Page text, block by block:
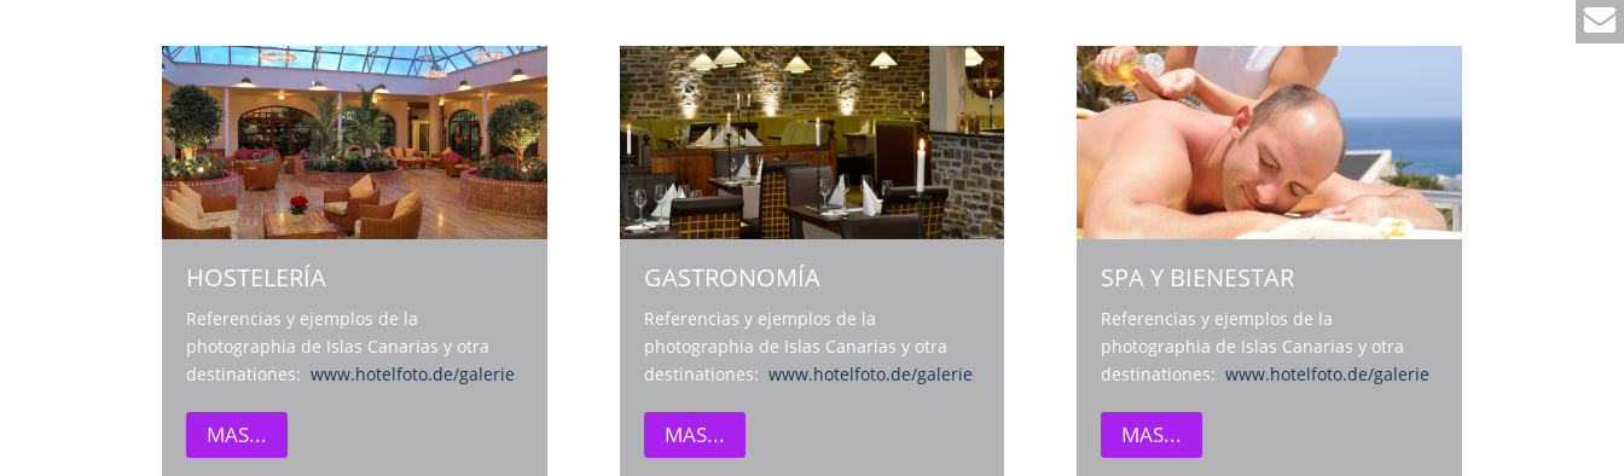
HOSTELERÍA
Referencias y ejemplos de la
photographia de Islas Canarias y otra
destinationes:www.hotelfoto.de/galerie
MAS...
GASTRONOMÍA
Referencias y ejemplos de la
photographia de Islas Canarias y otra
destinationes: www.hotelfoto.de/galerie
MAS...
SPA Y BIENESTAR
Referencias y ejemplos de la
photographia de Islas Canarias y otra
destinationes: www.hotelfoto.de/galerie
MAS...